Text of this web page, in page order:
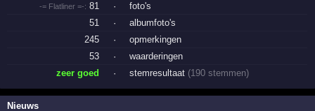
-= Flatliner =-: 81 ·
foto's
51
·
albumfoto's
245
·
opmerkingen
53
·
waarderingen
zeer goed
· stemresultaat (190 stemmen)
Nieuws